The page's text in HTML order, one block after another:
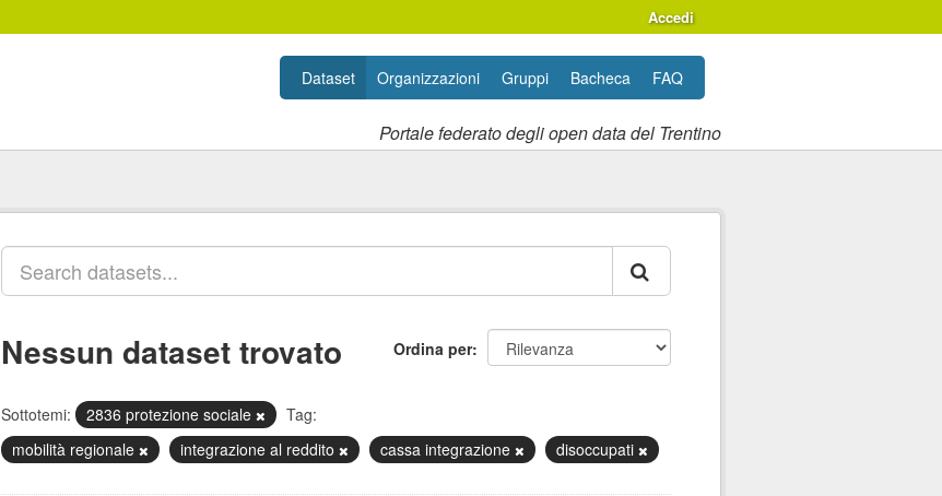
Accedi
Portale federato degli open data del Trentino
Dataset Organizzazioni Gruppi Bacheca FAQ
Ordina per
Nessun dataset trovato
Sottotemi: 2836 protezione sociale
Tag:
mobilità regionale
integrazione al reddito cassa integrazione disoccupati